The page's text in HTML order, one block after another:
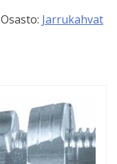
Osasto: Jarrukahvat